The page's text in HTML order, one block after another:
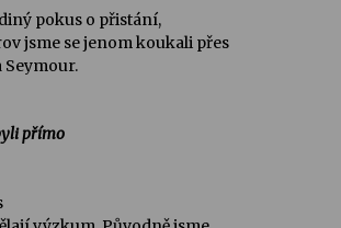
pokus o přistání,
jsme se jenom koukali přes
přímo